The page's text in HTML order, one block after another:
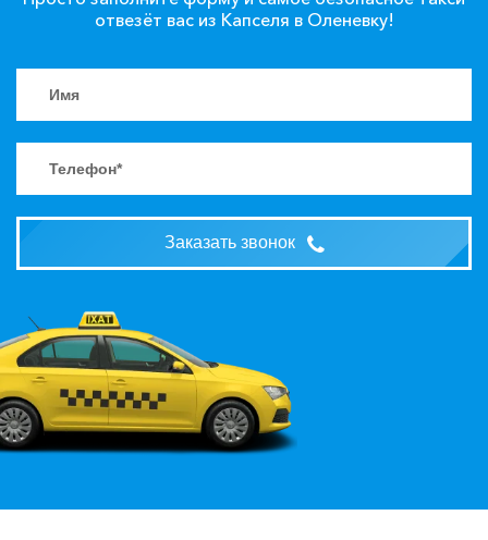
отвезёт вас из Капселя в Оленевку!
Заказать звонок